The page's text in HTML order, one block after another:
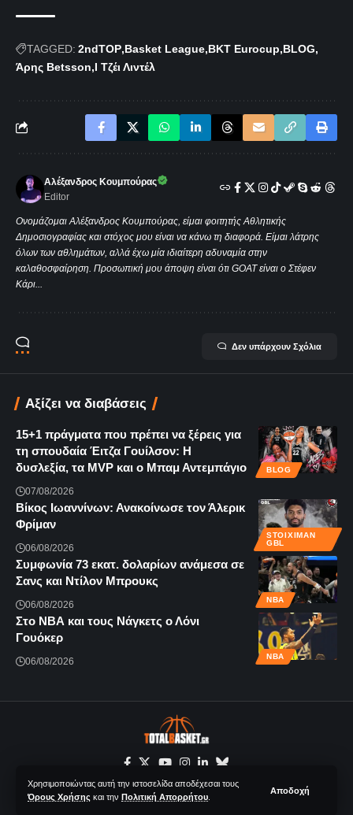
Χρησιμοποιώντας αυτή την ιστοσελίδα αποδέχεσαι τους
Όρους Χρήσης και την Πολιτική Απορρήτου
Αποδοχή
TAGGED: 2ndTOP Basket League BKT Eurocup BLOG
Άρης Betsson Ι Τζέι Λιντέλ
Αλέξανδρος Κουμπούρας
Editor
Ονομάζομαι Αλέξανδρος Κουμπούρας, είμαι φοιτητής Αθλητικής
Δημοσιογραφίας και στόχος μου είναι να κάνω τη διαφορά. Είμαι λάτρης
όλων των αθλημάτων, αλλά έχω μία ιδιαίτερη αδυναμία στην
καλαθοσφαίρηση. Προσωπική μου άποψη είναι ότι GOAT είναι ο Στέφεν
Κάρι...
Δεν υπάρχουν Σχόλια
Αξίζει να διαβάσεις
BLOG
15+1 πράγματα που πρέπει να ξέρεις για
τη σπουδαία Έιτζα Γουίλσον: Η
δυσλεξία, τα MVP και ο Μπαμ Αντεμπάγιο
07/08/2026
STOIXIMAN
GBL
Βίκος Ιωαννίνων: Ανακοίνωσε τον Άλερικ
Φρίμαν
06/08/2026
NBA
Συμφωνία 73 εκατ. δολαρίων ανάμεσα σε
Σανς και Ντίλον Μπρουκς
06/08/2026
NBA
Στο ΝΒΑ και τους Νάγκετς ο Λόνι
Γουόκερ
06/08/2026
© 2020-2026 Totalbasket.gr | All Rights Reserved